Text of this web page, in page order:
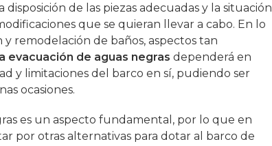
de las piezas adecuadas y la situación
que se quieran llevar a cabo. En lo
remodelación de baños, aspectos tan
evacuación de aguas negras dependerá en
y limitaciones del barco en sí, pudiendo ser
ocasiones.
es un aspecto fundamental, por lo que en
por otras alternativas para dotar al barco de